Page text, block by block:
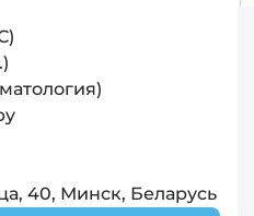
40, Минск, Беларусь